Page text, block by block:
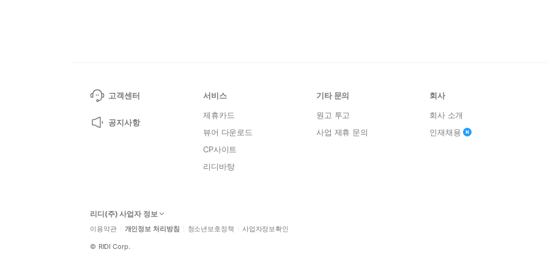
고객센터
공지사항
서비스
제휴카드
뷰어 다운로드
CP사이트
리디바탕
기타 문의
원고 투고
사업 제휴 문의
회사
회사 소개
인재채용
리디(주) 사업자 정보
이용약관 개인정보 처리방침 청소년보호정책 사업자정보확인
© RIDI Corp.